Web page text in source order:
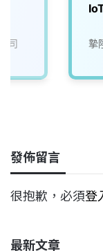
司 摯
發佈留言
很抱歉，必須登
最新文章